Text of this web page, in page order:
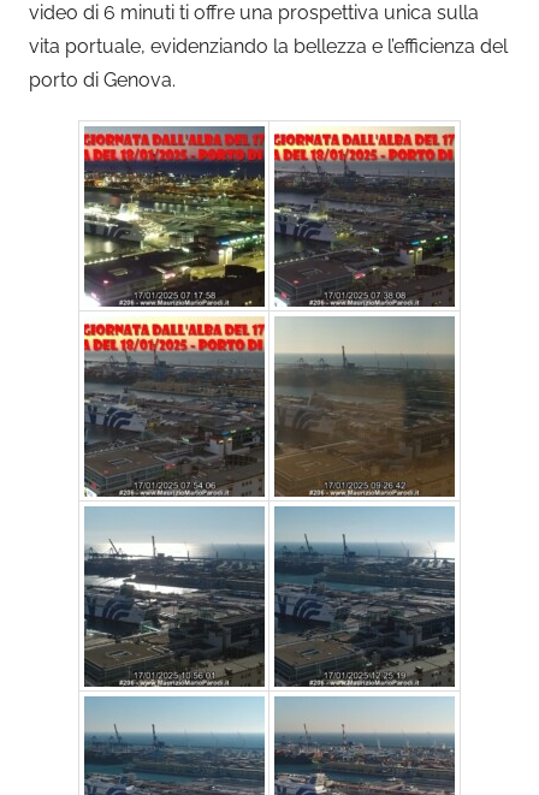
video di 6 minuti ti offre una prospettiva unica sulla
vita portuale, evidenziando la bellezza e l’efficienza del
porto di Genova.